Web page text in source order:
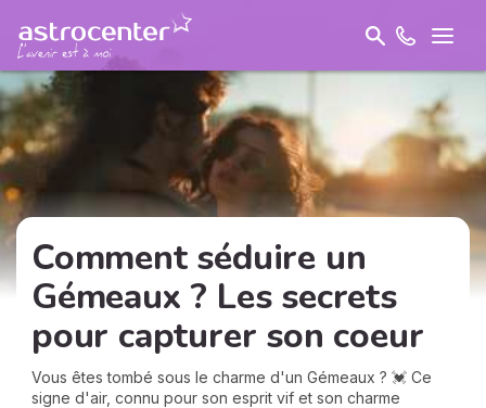
Comment séduire un
Gémeaux ? Les secrets
pour capturer son coeur
Vous êtes tombé sous le charme d'un Gémeaux ? 💓 Ce
signe d'air, connu pour son esprit vif et son charme